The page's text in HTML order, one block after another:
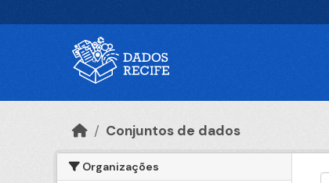
Conjuntos de dados
Organizações